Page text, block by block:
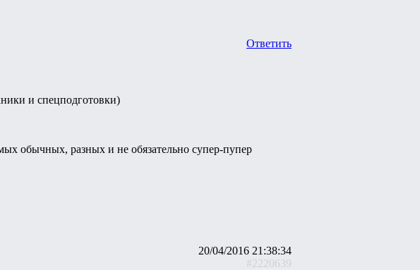
Ответить
и спецподготовки)
обычных, разных и не обязательно супер-пупер
20/04/2016 21:38:34
#2220639